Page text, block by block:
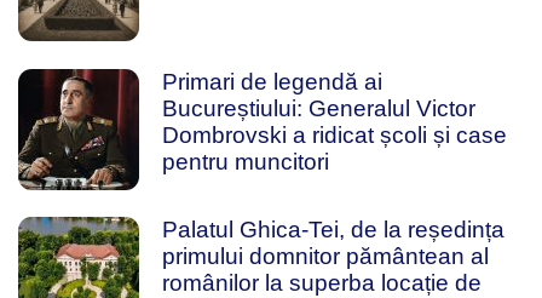
Primari de legendă ai
Bucureștiului: Generalul Victor
Dombrovski a ridicat școli și case
pentru muncitori
Palatul Ghica-Tei, de la reședința
primului domnitor pământean al
românilor la superba locație de